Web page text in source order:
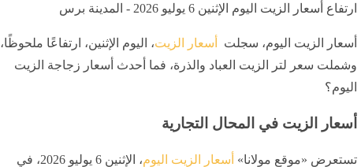
ارتفاع أسعار الزيت اليوم الإثنين 6 يوليو 2026 - المدينة برس
أسعار الزيت اليوم، سجلت أسعار الزيت، اليوم الإثنين، ارتفاعًا ملحوظًا،
وشملت سعر لتر الزيت العباد والذرة، فما أحدث أسعار زجاجة الزيت
اليوم؟
أسعار الزيت في المحال التجارية
تستعرض «موقع مولانا» أسعار الزيت اليوم
، الإثنين 6 يوليو 2026، في